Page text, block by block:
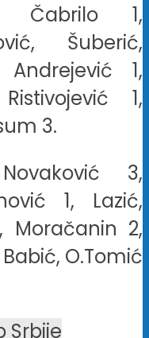
Čabrilo 1,
Šuberić,
1,
1,
3.
3,
1, Lazić,
Moračanin 2,
O.Tomić
Srbije